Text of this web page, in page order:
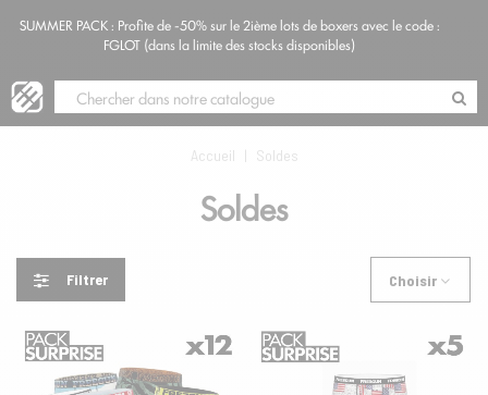
SUMMER PACK : Profite de -50% sur le 2ième lots de boxers avec le code :
FGLOT (dans la limite des stocks disponibles)
Accueil | Soldes
Soldes
Filtrer Choisir